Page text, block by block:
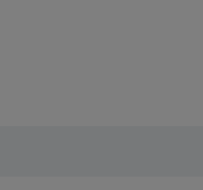
+ 4 GB) - Crystal Green